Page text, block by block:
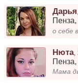
Дарья
Пенза
о себе
Нюта,
Пенза
Мама